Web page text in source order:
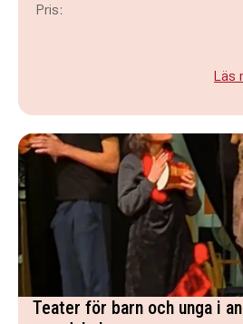
Pris:
Läs
Teater för barn och unga i